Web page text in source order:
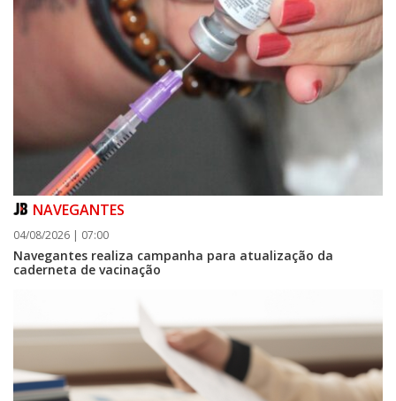
NAVEGANTES
04/08/2026 | 07:00
Navegantes realiza campanha para atualização da
caderneta de vacinação